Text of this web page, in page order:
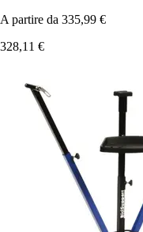
A partire da 335,99 €
328,11 €